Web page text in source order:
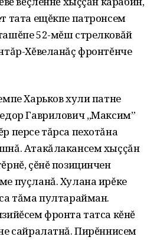
тата ещĕкпе па­тронсем
52-мĕш стрелковăй
Хĕвеланăç фронтĕнче
Харьков хули патне
Гаврило­вич „Максим”
персе тăрса пехотăна
Атакăлакансем хыççăн
çĕнĕ позицинчен
пуçланă. Хулана ирĕке
тăма пултарайман.
фронта татса кĕнĕ
сайралатнă. Пирĕннисем